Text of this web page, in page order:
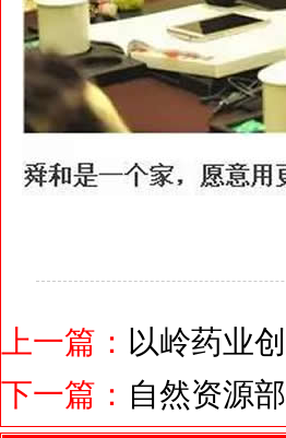
上一篇： 以岭药业
下一篇： 自然资源